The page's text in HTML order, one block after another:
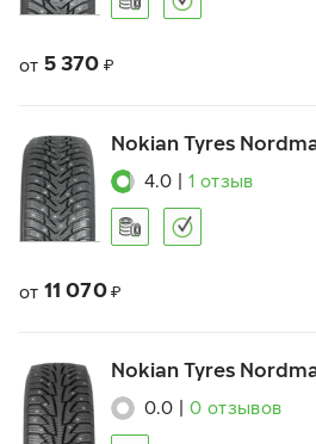
от 5 370 ₽
Nokian Tyres
4.0 1 отзыв
от 11 070 ₽
Nokian Tyres
0.0 0 отзывов